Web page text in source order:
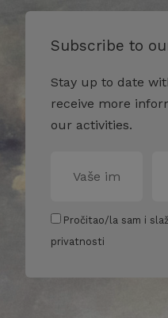
Subscribe to
Stay up to date
receive more
our activities.
Pročitao/la sam i
privatnosti